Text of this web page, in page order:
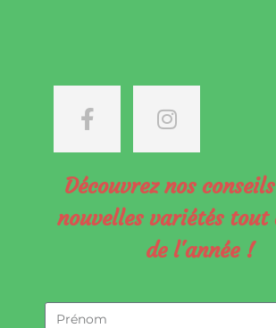
Découvrez nos
nouvelles variétés tout
de l'année !